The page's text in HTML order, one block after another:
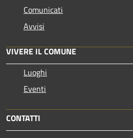
Comunicati
Avvisi
VIVERE IL COMUNE
Luoghi
Eventi
CONTATTI